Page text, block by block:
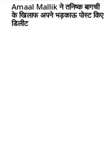
Amaal Mallik ने तनिष्क बागची
के खिलाफ अपने भड़काऊ पोस्ट किए
डिलीट